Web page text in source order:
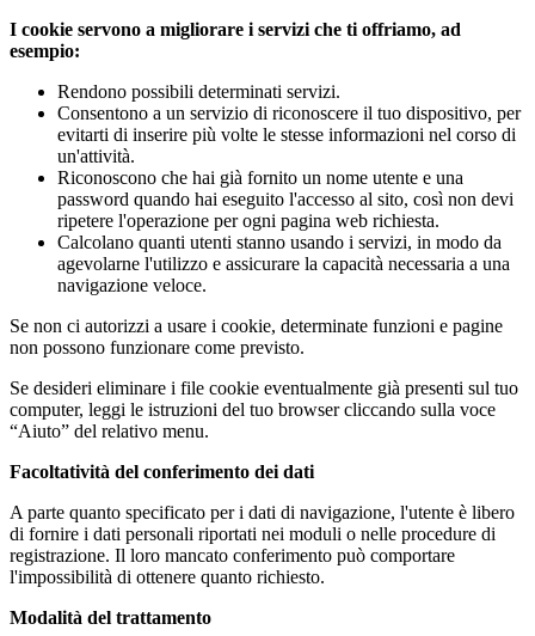
I cookie servono a migliorare i servizi che ti offriamo, ad
esempio:
Rendono possibili determinati servizi.
Consentono a un servizio di riconoscere il tuo dispositivo, per
evitarti di inserire più volte le stesse informazioni nel corso di
un'attività.
Riconoscono che hai già fornito un nome utente e una
password quando hai eseguito l'accesso al sito, così non devi
ripetere l'operazione per ogni pagina web richiesta.
Calcolano quanti utenti stanno usando i servizi, in modo da
agevolarne l'utilizzo e assicurare la capacità necessaria a una
navigazione veloce.
Se non ci autorizzi a usare i cookie, determinate funzioni e pagine
non possono funzionare come previsto.
Se desideri eliminare i file cookie eventualmente già presenti sul tuo
computer, leggi le istruzioni del tuo browser cliccando sulla voce
“Aiuto” del relativo menu.
Facoltatività del conferimento dei dati
A parte quanto specificato per i dati di navigazione, l'utente è libero
di fornire i dati personali riportati nei moduli o nelle procedure di
registrazione. Il loro mancato conferimento può comportare
l'impossibilità di ottenere quanto richiesto.
Modalità del trattamento